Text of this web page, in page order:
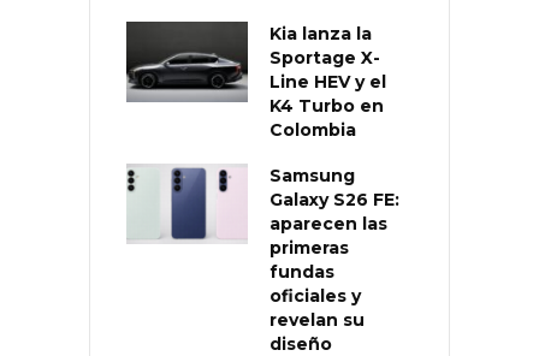
Kia lanza la
Sportage X-
Line HEV y el
K4 Turbo en
Colombia
Samsung
Galaxy S26 FE:
aparecen las
primeras
fundas
oficiales y
revelan su
diseño